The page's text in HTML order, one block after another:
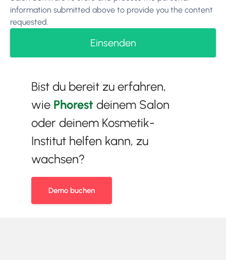
information submitted above to provide you the content
requested.
Bist du bereit zu erfahren,
wie Phorest deinem Salon
oder deinem Kosmetik-
Institut helfen kann, zu
wachsen?
Demo buchen